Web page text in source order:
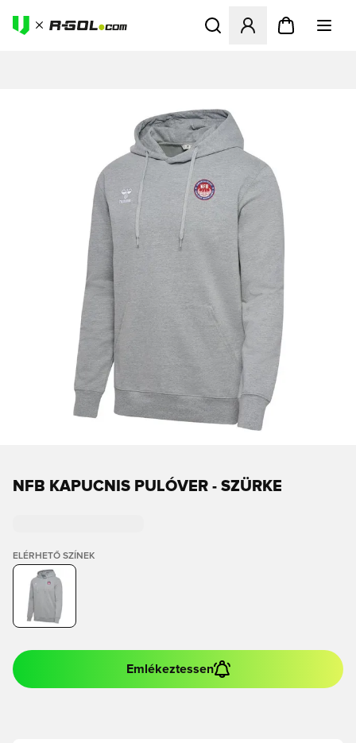
Megnyit egy modált a
NFB KAPUCNIS PULÓVER - SZÜRKE
ELÉRHETŐ SZÍNEK
Emlékeztessen